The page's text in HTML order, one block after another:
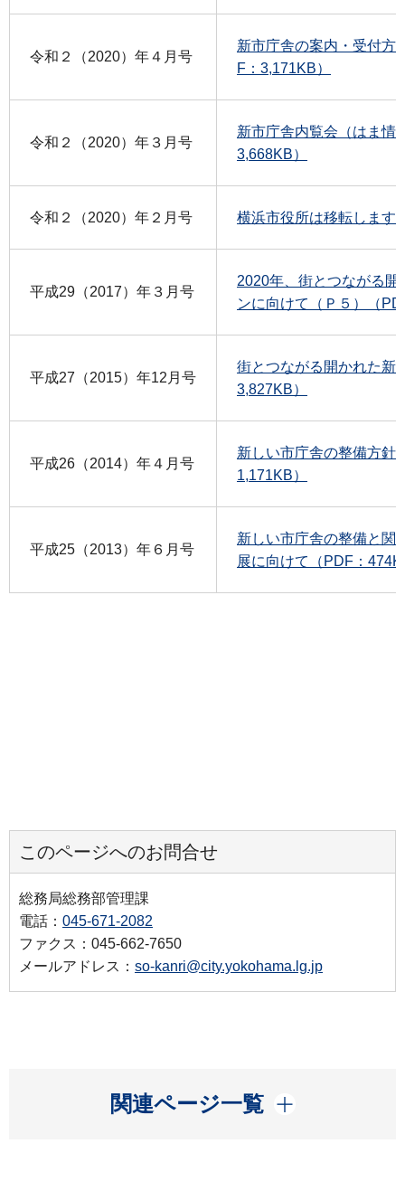
令和２（2020）年４月号
新市庁舎の案内・受付方
F：3,171KB）
令和２（2020）年３月号
新市庁舎内覧会（はま情
3,668KB）
令和２（2020）年２月号 横浜市役所は移転します
平成29（2017）年３月号
2020年、街とつながる
ンに向けて（Ｐ５）（
平成27（2015）年12月号
街とつながる開かれた新
3,827KB）
平成26（2014）年４月号
新しい市庁舎の整備方針
1,171KB）
平成25（2013）年６月号
新しい市庁舎の整備と関
展に向けて（PDF：
このページへのお問合せ
総務局総務部管理課
電話： 045-671-2082
ファクス：045-662-7650
メールアドレス： so-kanri@city.yokohama.lg.jp
関連ページ一覧
開く